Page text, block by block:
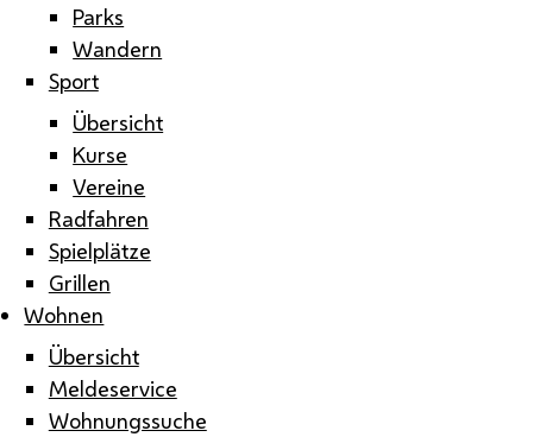
Parks
Wandern
Sport
Übersicht
Kurse
Vereine
Radfahren
Spielplätze
Grillen
Wohnen
Übersicht
Meldeservice
Wohnungssuche